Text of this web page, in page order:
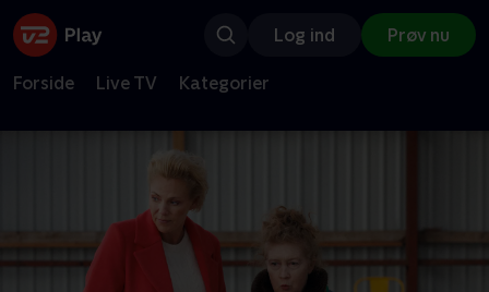
Log ind Prøv nu
Forside Live TV Kategorier